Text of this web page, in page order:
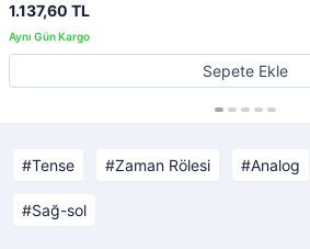
1.137,60 TL
Sepete Ekle
Tense Zaman Rölesi Analog
Sağ-sol